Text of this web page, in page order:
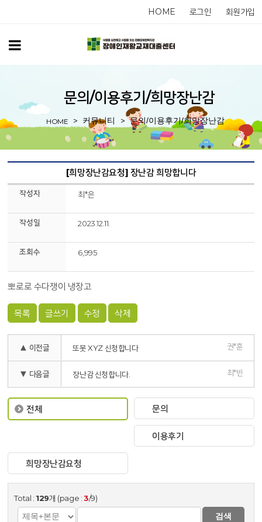
HOME 로그인 회원가입
문의/이용후기/희망장난감
HOME 커뮤니티 문의/이용후기/희망장난감
[희망장난감요청] 장난감 희망합니다
작성자 최*은
작성일 2023.12.11.
조회수 6,995
뽀로로 수다쟁이 냉장고
목록 글쓰기 수정 삭제
▲ 이전글 또봇 XYZ 신청합니다 권*훈
▼ 다음글 장난감 신청합니다. 최*빈
전체 문의
이용후기
희망장난감요청
Total : 129개 (page :3/9)
검색